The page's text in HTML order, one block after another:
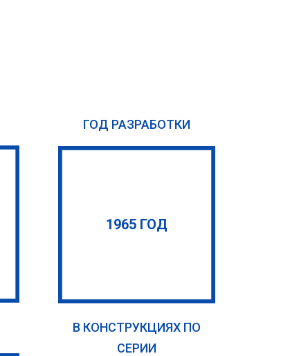
ГОД РАЗРАБОТКИ
1965 ГОД
В КОНСТРУКЦИЯХ ПО
СЕРИИ